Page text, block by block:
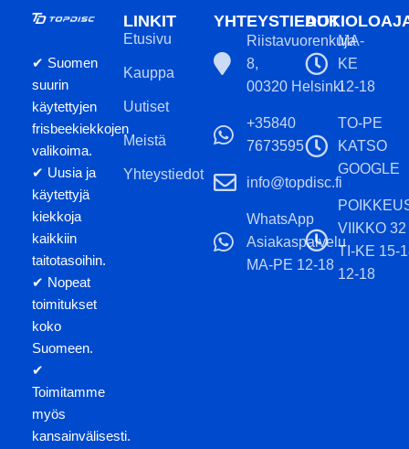
✔ Suomen
suurin
käytettyjen
frisbeekiekkojen
valikoima.
✔ Uusia ja
käytettyjä
kiekkoja
kaikkiin
taitotasoihin.
✔ Nopeat
toimitukset
koko
Suomeen.
✔
Toimitamme
myös
kansainvälisesti.
LINKIT
Etusivu
Kauppa
Uutiset
Meistä
Yhteystiedot
YHTEYSTIEDOT
Riistavuorenkuja
8,
00320 Helsinki
+35840
7673595
info@topdisc.fi
WhatsApp
Asiakaspalvelu
MA-PE 12-18
MA-
KE
12-18
TO-PE
KATSO
GOOGLE
VIIKKO 32
TI-KE 15-
12-18